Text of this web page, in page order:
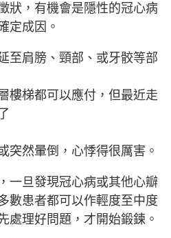
狀，有機會是隱性的冠心病
定成因。
至肩膀、頸部、或牙骹等部
樓梯都可以應付，但最近走
突然暈倒，心悸得很厲害。
一旦發現冠心病或其他心瓣
數患者都可以作輕度至中度
處理好問題，才開始鍛鍊。